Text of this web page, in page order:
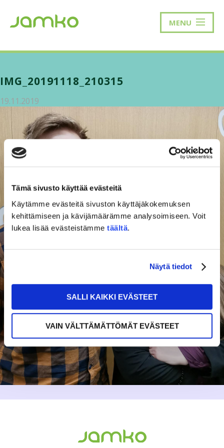
Tämä sivusto käyttää evästeitä
Käytämme evästeitä sivuston käyttäjäkokemuksen
kehittämiseen ja kävijämäärämme analysoimiseen. Voit
lukea lisää evästeistämme täältä.
Näytä tiedot
SALLI KAIKKI EVÄSTEET
VAIN VÄLTTÄMÄTTÖMÄT EVÄSTEET
MENU
IMG_20191118_210315
19.11.2019